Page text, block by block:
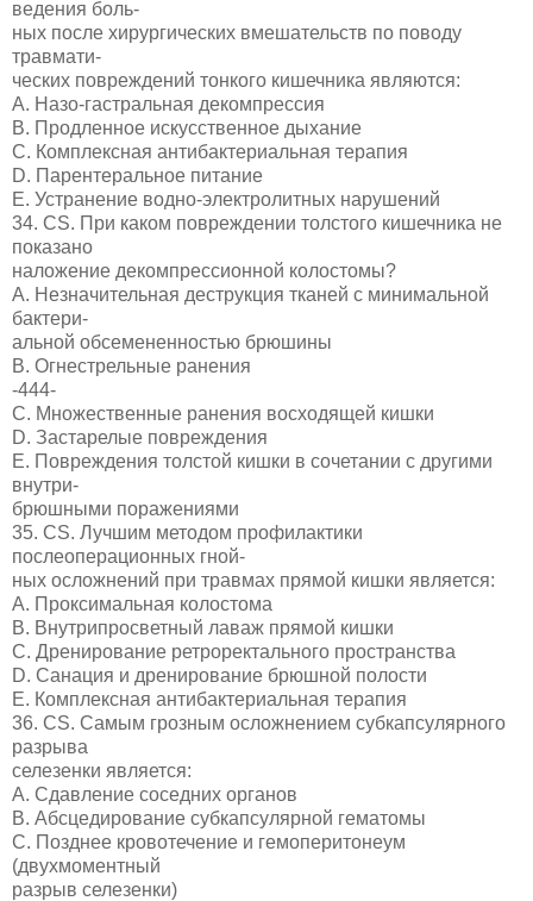
ведения боль-
ных после хирургических вмешательств по поводу
травмати-
ческих повреждений тонкого кишечника являются:
A. Назо-гастральная декомпрессия
B. Продленное искусственное дыхание
C. Комплексная антибактериальная терапия
D. Парентеральное питание
E. Устранение водно-электролитных нарушений
34. CS. При каком повреждении толстого кишечника не
показано
наложение декомпрессионной колостомы?
A. Незначительная деструкция тканей с минимальной
бактери-
альной обсемененностью брюшины
B. Огнестрельные ранения
-444-
C. Множественные ранения восходящей кишки
D. Застарелые повреждения
E. Повреждения толстой кишки в сочетании с другими
внутри-
брюшными поражениями
35. CS. Лучшим методом профилактики
послеоперационных гной-
ных осложнений при травмах прямой кишки является:
A. Проксимальная колостома
B. Внутрипросветный лаваж прямой кишки
C. Дренирование ретроректального пространства
D. Санация и дренирование брюшной полости
E. Комплексная антибактериальная терапия
36. CS. Самым грозным осложнением субкапсулярного
разрыва
селезенки является:
A. Сдавление соседних органов
B. Абсцедирование субкапсулярной гематомы
C. Позднее кровотечение и гемоперитонеум
(двухмоментный
разрыв селезенки)